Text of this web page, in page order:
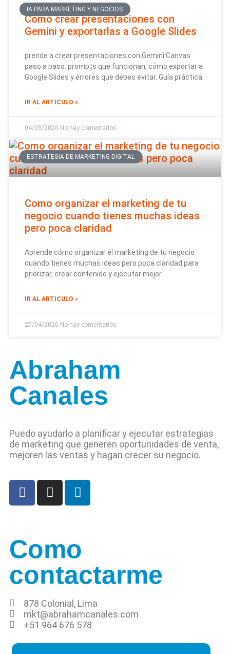
IA PARA MARKETING Y NEGOCIOS
Cómo crear presentaciones con
Gemini y exportarlas a Google Slides
prende a crear presentaciones con Gemini Canvas
paso a paso: prompts que funcionan, cómo exportar a
Google Slides y errores que debes evitar. Guía práctica.
IR AL ARTICULO »
04/05/2026 No hay comentarios
ESTRATEGIA DE MARKETING DIGITAL
Como organizar el marketing de tu
negocio cuando tienes muchas ideas
pero poca claridad
Aprende cómo organizar el marketing de tu negocio
cuando tienes muchas ideas pero poca claridad para
priorizar, crear contenido y ejecutar mejor.
IR AL ARTICULO »
27/04/2026 No hay comentarios
Abraham
Canales
Puedo ayudarlo a planificar y ejecutar estrategias
de marketing que generen oportunidades de venta,
mejoren las ventas y hagan crecer su negocio.
Como
contactarme
878 Colonial, Lima
mkt@abrahamcanales.com
+51 964 676 578